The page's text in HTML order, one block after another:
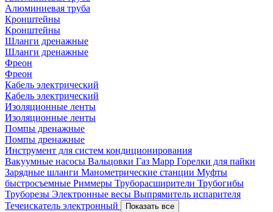
Алюминиевая труба
Кронштейны
Кронштейны
Шланги дренажные
Шланги дренажные
Фреон
Фреон
Кабель электрический
Кабель электрический
Изоляционные ленты
Изоляционные ленты
Помпы дренажные
Помпы дренажные
Инструмент для систем кондиционирования
Вакуумные насосы Вальцовки Газ Mapp Горелки для пайки
Зарядные шланги Манометрические станции Муфты
быстросъемные Риммеры Труборасширители Трубогибы
Труборезы Электронные весы Выпрямитель испарителя
Течеискатель электронный
Показать все